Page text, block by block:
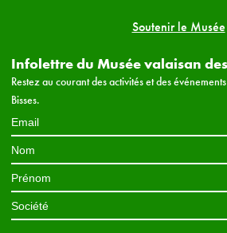
Soutenir le Musée
Infolettre du Musée valaisan
Restez au courant des activités et des
Bisses.